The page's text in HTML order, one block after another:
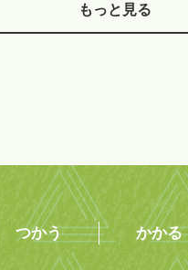
もっと見る
つかう かかる